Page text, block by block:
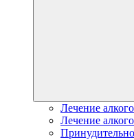
Лечение
Лечение